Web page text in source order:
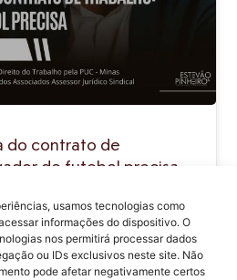
usamos tecnologias como
informações do dispositivo. O
nos permitirá processar dados
ou IDs exclusivos neste site. Não
pode afetar negativamente certos
do contrato de
de futebol precisa